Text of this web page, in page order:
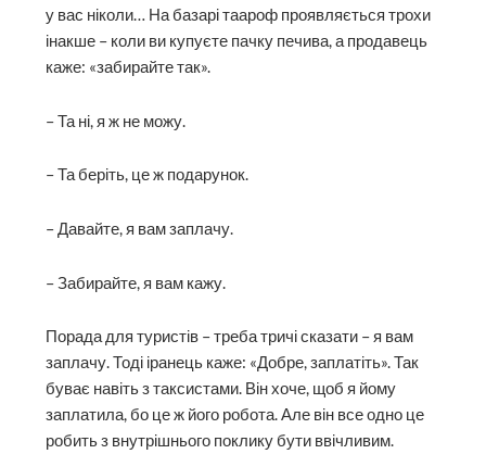
у вас ніколи… На базарі таароф проявляється трохи
інакше – коли ви купуєте пачку печива, а продавець
каже: «забирайте так».
– Та ні, я ж не можу.
– Та беріть, це ж подарунок.
– Давайте, я вам заплачу.
– Забирайте, я вам кажу.
Порада для туристів – треба тричі сказати – я вам
заплачу. Тоді іранець каже: «Добре, заплатіть». Так
буває навіть з таксистами. Він хоче, щоб я йому
заплатила, бо це ж його робота. Але він все одно це
робить з внутрішнього поклику бути ввічливим.